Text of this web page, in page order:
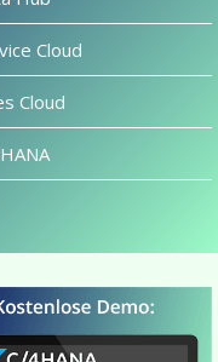
Cloud
Cloud